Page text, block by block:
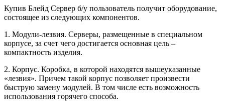
Купив Блейд Сервер б/у пользователь получит оборудование,
состоящее из следующих компонентов.
1. Модули-лезвия. Серверы, размещенные в специальном
корпусе, за счет чего достигается основная цель –
компактность изделия.
2. Корпус. Коробка, в которой находятся вышеуказанные
«лезвия». Причем такой корпус позволяет произвести
быструю замену модулей. В том числе есть возможность
использования горячего способа.